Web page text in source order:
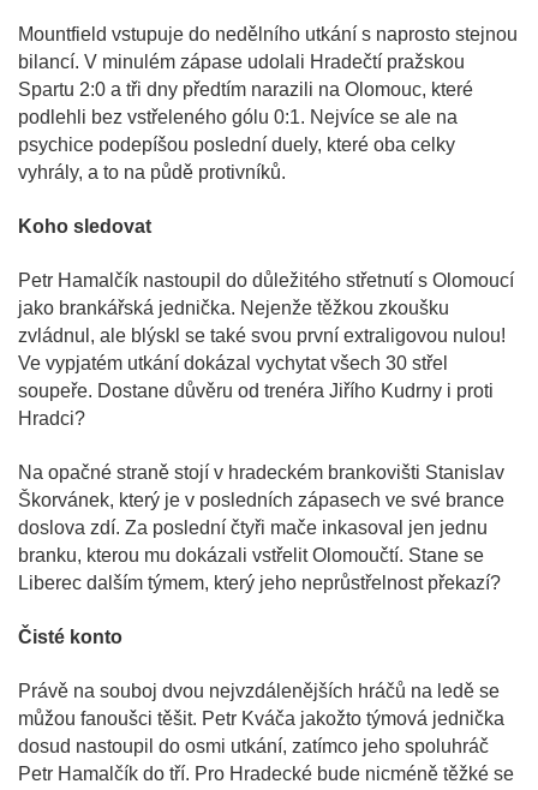
Mountfield vstupuje do nedělního utkání s naprosto stejnou
bilancí. V minulém zápase udolali Hradečtí pražskou
Spartu 2:0 a tři dny předtím narazili na Olomouc, které
podlehli bez vstřeleného gólu 0:1. Nejvíce se ale na
psychice podepíšou poslední duely, které oba celky
vyhrály, a to na půdě protivníků.
Koho sledovat
Petr Hamalčík nastoupil do důležitého střetnutí s Olomoucí
jako brankářská jednička. Nejenže těžkou zkoušku
zvládnul, ale blýskl se také svou první extraligovou nulou!
Ve vypjatém utkání dokázal vychytat všech 30 střel
soupeře. Dostane důvěru od trenéra Jiřího Kudrny i proti
Hradci?
Na opačné straně stojí v hradeckém brankovišti Stanislav
Škorvánek, který je v posledních zápasech ve své brance
doslova zdí. Za poslední čtyři mače inkasoval jen jednu
branku, kterou mu dokázali vstřelit Olomoučtí. Stane se
Liberec dalším týmem, který jeho neprůstřelnost překazí?
Čisté konto
Právě na souboj dvou nejvzdálenějších hráčů na ledě se
můžou fanoušci těšit. Petr Kváča jakožto týmová jednička
dosud nastoupil do osmi utkání, zatímco jeho spoluhráč
Petr Hamalčík do tří. Pro Hradecké bude nicméně těžké se